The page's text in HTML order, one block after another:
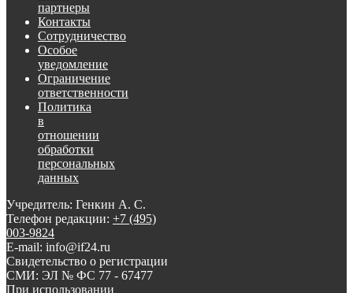
партнеры
Контакты
Сотрудничество
Особое
уведомление
Ограничение
ответственности
Политика
в
отношении
обработки
персональных
данных
Учредитель: Генкин А. С.
Телефон редакции: +7 (495)
003-9824
E-mail: info@if24.ru
Свидетельство о регистрации
СМИ: ЭЛ № ФС 77 - 67477
При использовании